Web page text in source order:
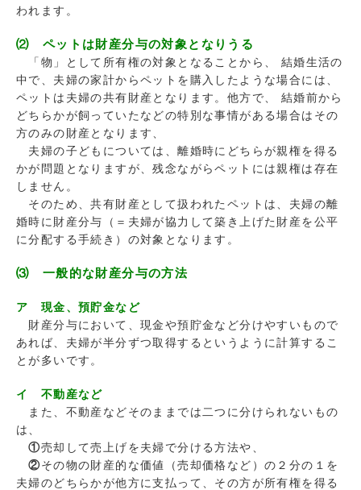
われます。
⑵ ペットは財産分与の対象となりうる
「物」として所有権の対象となることから、 結婚生活の
中で、夫婦の家計からペットを購入したような場合には、
ペットは夫婦の共有財産となります。他方で、 結婚前から
どちらかが飼っていたなどの特別な事情がある場合はその
方のみの財産となります、
夫婦の子どもについては、離婚時にどちらが親権を得る
かが問題となりますが、残念ながらペットには親権は存在
しません。
そのため、共有財産として扱われたペットは、夫婦の離
婚時に財産分与（＝夫婦が協力して築き上げた財産を公平
に分配する手続き）の対象となります。
⑶ 一般的な財産分与の方法
ア 現金、預貯金など
財産分与において、現金や預貯金など分けやすいもので
あれば、夫婦が半分ずつ取得するというように計算するこ
とが多いです。
イ 不動産など
また、不動産などそのままでは二つに分けられないもの
は、
①売却して売上げを夫婦で分ける方法や、
②その物の財産的な価値（売却価格など）の２分の１を
夫婦のどちらかが他方に支払って、その方が所有権を得る